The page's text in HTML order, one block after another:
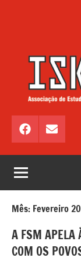
conteúdo
ISKRA
de
Estudos
Marxistas
–
Facebook
Email
Mês: Fevereiro
A FSM APELA
COM OS